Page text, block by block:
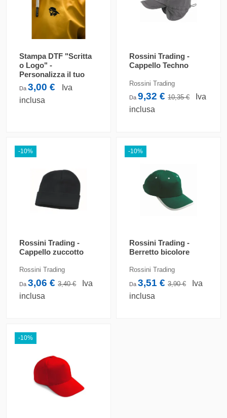
Stampa DTF "Scritta
o Logo" -
Personalizza il tuo
capo di abbigliamento
Da3,00 €
Iva
inclusa
Rossini Trading -
Cappello Techno
Rossini Trading
Da9,32 €10,35 €
Iva
inclusa
-10%
Rossini Trading -
Cappello zuccotto
Rossini Trading
Da3,06 €3,40 €
Iva
inclusa
-10%
Rossini Trading -
Berretto bicolore
Rossini Trading
Da3,51 €3,90 €
Iva
inclusa
-10%